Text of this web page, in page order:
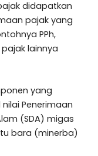
didapatkan
pajak yang
PPh,
pajak lainnya
yang
Penerimaan
(SDA) migas
bara (minerba)